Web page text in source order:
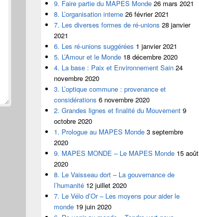
9. Faire partie du MAPES Monde 26 mars 2021
8. L’organisation interne 26 février 2021
7. Les diverses formes de ré-unions 28 janvier
2021
6. Les ré-unions suggérées 1 janvier 2021
5. L’Amour et le Monde 18 décembre 2020
4. La base : Paix et Environnement Sain 24
novembre 2020
3. L’optique commune : provenance et
considérations 6 novembre 2020
2. Grandes lignes et finalité du Mouvement 9
octobre 2020
1. Prologue au MAPES Monde 3 septembre
2020
9. MAPES MONDE – Le MAPES Monde 15 août
2020
8. Le Vaisseau dort – La gouvernance de
l’humanité 12 juillet 2020
7. Le Vélo d’Or – Les moyens pour aider le
monde 19 juin 2020